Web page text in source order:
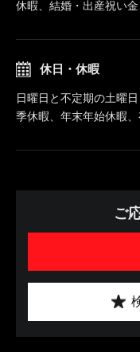
休暇、結婚・出産祝い
休日・休暇
日曜日と不定期の土曜
季休暇、年末年始休暇
ご